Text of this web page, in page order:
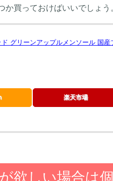
買っておけばいいでしょう
グリーンアップルメンソール 国産
楽天市場
欲しい場合は